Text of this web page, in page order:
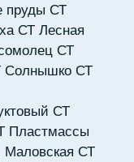
пруды СТ
СТ Лесная
СТ
Солнышко СТ
СТ
Пластмассы
СТ